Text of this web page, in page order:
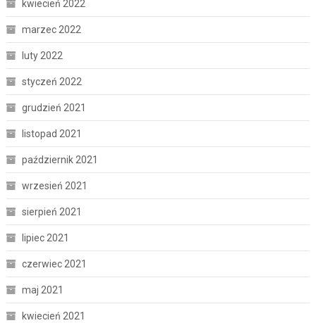
kwiecień 2022
marzec 2022
luty 2022
styczeń 2022
grudzień 2021
listopad 2021
październik 2021
wrzesień 2021
sierpień 2021
lipiec 2021
czerwiec 2021
maj 2021
kwiecień 2021